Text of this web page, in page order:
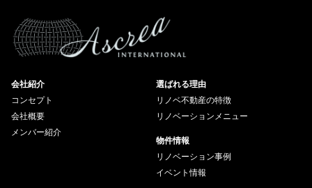
会社紹介
コンセプト
会社概要
メンバー紹介
選ばれる理由
リノベ不動産の特徴
リノベーションメニュー
物件情報
リノベーション事例
イベント情報